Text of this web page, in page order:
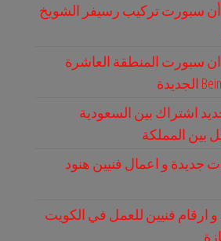
سبورت تركيب رسيفر الشويخ
سبورت المنطقة العاشرة
اشتراك بين السعودية
جديدة و اعمال فنيين هنود
فنيين للعمل في الكويت